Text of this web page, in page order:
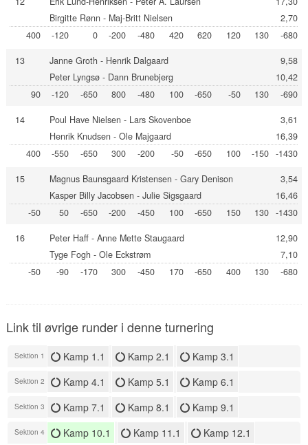
Birgitte Rønn - Maj-Britt Nielsen
2,70
400
-120 0 -200 -480 420 620 120 130 -680
13 Janne Groth - Henrik Dalgaard
9,58
Peter Lyngsø - Dann Brunebjerg
10,42
90
-120 -650 800 -480 100 -650 -50 130 -690
14 Poul Have Nielsen - Lars Skovenboe
3,61
Henrik Knudsen - Ole Majgaard
16,39
400
-550 -650 300 -200 -50 -650 100 -150 -1430
15 Magnus Baunsgaard Kristensen - Gary Denison
3,54
Kasper Billy Jacobsen - Julie Sigsgaard
16,46
-50
50 -650 -200 -450 100 -650 150 130 -1430
16 Peter Haff - Anne Mette Staugaard
12,90
Tyge Fogh - Ole Eckstrøm
7,10
-50
-90 -170 300 -450 170 -650 400 130 -680
Link til øvrige runder i denne turnering
Sektion 1 Kamp 1.1 Kamp 2.1 Kamp 3.1
Sektion 2 Kamp 4.1 Kamp 5.1 Kamp 6.1
Sektion 3 Kamp 7.1 Kamp 8.1 Kamp 9.1
Sektion 4 Kamp 10.1 Kamp 11.1 Kamp 12.1